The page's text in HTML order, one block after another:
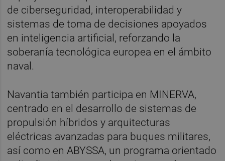
de ciberseguridad, interoperabilidad y
sistemas de toma de decisiones apoyados
en inteligencia artificial, reforzando la
soberanía tecnológica europea en el ámbito
naval.
Navantia también participa en MINERVA,
centrado en el desarrollo de sistemas de
propulsión híbridos y arquitecturas
eléctricas avanzadas para buques militares,
así como en ABYSSA, un programa orientado